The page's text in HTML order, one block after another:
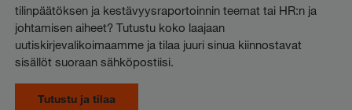
tilinpäätöksen ja kestävyysraportoinnin teemat tai HR:n ja
johtamisen aiheet? Tutustu koko laajaan
uutiskirjevalikoimaamme ja tilaa juuri sinua kiinnostavat
sisällöt suoraan sähköpostiisi.
Tutustu ja tilaa